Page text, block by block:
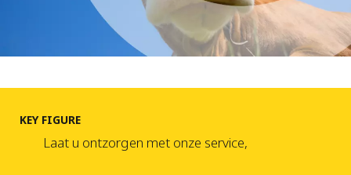
KEY FIGURE
Laat u ontzorgen met onze service,